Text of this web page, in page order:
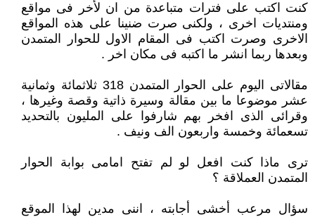
كنت اكتب على فترات متباعدة من ان لأخر فى مواقع
ومنتديات اخرى ، ولكنى صرت ضنينا على هذه المواقع
الاخرى وصرت اكتب فى المقام الاول للحوار المتمدن
وبعدها ربما انشر ما اكتبه فى مكان اخر .
مقالاتى اليوم على الحوار المتمدن 318 ثلاثمائة وثمانية
عشر موضوعا ما بين مقالة وسيرة ذاتية وقصة وغيرها ،
وقرائى الذى افخر بهم شارفوا على المليون بالتحديد
تسعمائة وخمسة واربعون الف ونيف .
ترى ماذا كنت افعل لو لم تفتح امامى بوابة الحوار
المتمدن العملاقة ؟
سؤال مرعب أخشى أجابته ، اننى مدين لهذا الموقع